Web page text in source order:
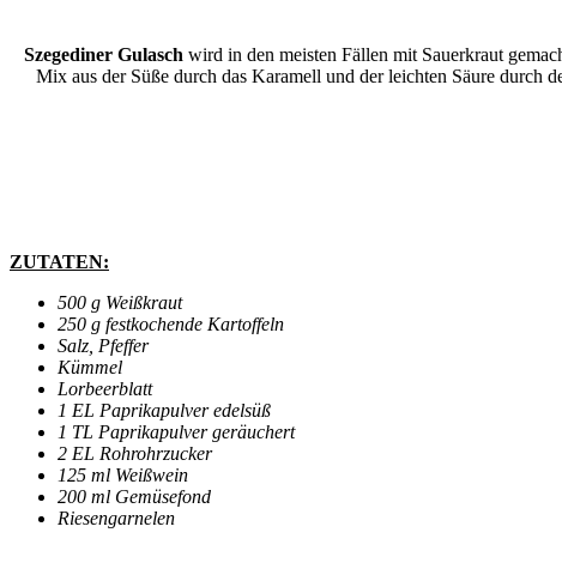
Szegediner Gulasch wird in den meisten Fällen mit Sauerkraut
Mix aus der Süße durch das Karamell und der leichten Säure durch
ZUTATEN:
500 g Weißkraut
250 g festkochende Kartoffeln
Salz, Pfeffer
Kümmel
Lorbeerblatt
1 EL Paprikapulver edelsüß
1 TL Paprikapulver geräuchert
2 EL Rohrohrzucker
125 ml Weißwein
200 ml Gemüsefond
Riesengarnelen